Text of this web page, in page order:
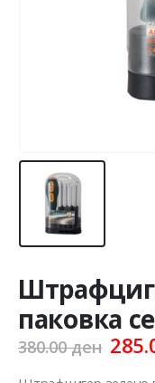
паковка
380.00ден